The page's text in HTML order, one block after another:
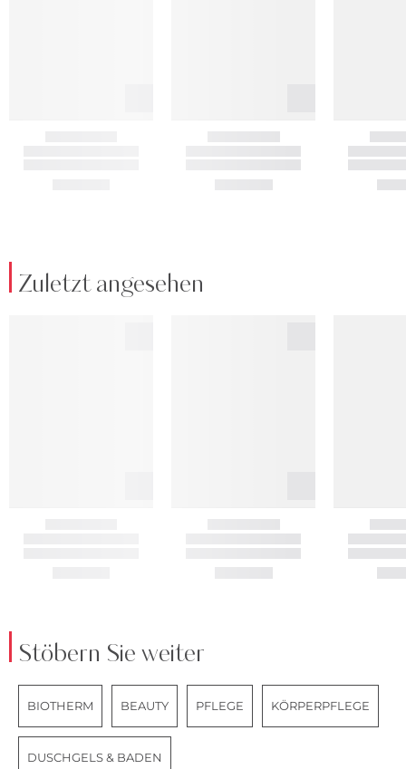
Zuletzt angesehen
Stöbern Sie weiter
BIOTHERM BEAUTY PFLEGE KÖRPERPFLEGE
DUSCHGELS & BADEN